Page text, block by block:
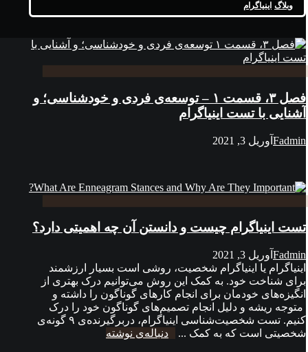
وبلاگ اینیاگرام
فصل ۳، قسمت ۱ – توسعه‌ی فردی و خودشناسی؛ و
آشنایی با تست اینیاگرام
Fadmin آوریل 3, 2021
تست اینیاگرام چیست و دانستن آن چه اهمیتی دارد؟
Fadmin آوریل 3, 2021
اینیاگرام یا اینیاگرام شخصیت، روشی است بسیار ارزشمند
برای شناخت خود. به کمک این روش می‌توانیم درک بهتری از
انگیزه‌های خودمان برای انجام کارهای گوناگون را داشته و
متوجه ریشه و دلیل انجام تصمیم‌های گوناگون خود را درک
کنیم. تست شخصیت‌شناسی اینیاگرام، دربرگیرنده‌ی ۹ گونه‌ی
شخصیتی است که به کمک ...
دنباله‌ی نوشته